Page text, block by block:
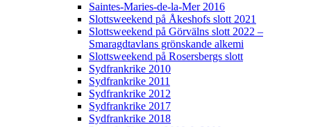
Saintes-Maries-de-la-Mer 2016
Slottsweekend på Åkeshofs slott 2021
Slottsweekend på Görvälns slott 2022 –
Smaragdtavlans grönskande alkemi
Slottsweekend på Rosersbergs slott
Sydfrankrike 2010
Sydfrankrike 2011
Sydfrankrike 2012
Sydfrankrike 2017
Sydfrankrike 2018